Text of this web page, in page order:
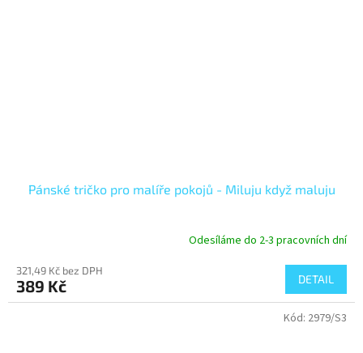
Pánské tričko pro malíře pokojů - Miluju když maluju
Odesíláme do 2-3 pracovních dní
321,49 Kč bez DPH
389 Kč DETAIL
Kód: 2979/S3